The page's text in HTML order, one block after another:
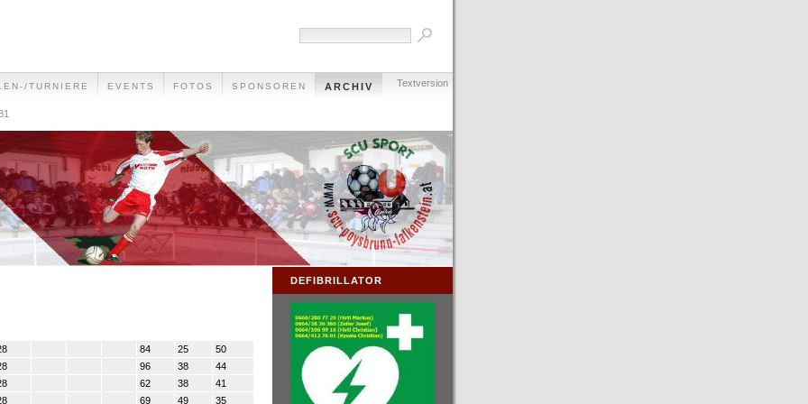
Textversion
TURNIERE EVENTS FOTOS SPONSOREN ARCHIV
84 25
50
96 38
44
62 38
41
69 49
35
DEFIBRILLATOR